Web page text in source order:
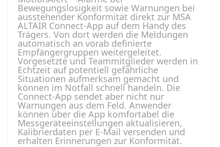
Bewegungslosigkeit sowie Warnungen bei
ausstehender Konformität direkt zur MSA
ALTAIR Connect-App auf dem Handy des
Trägers. Von dort werden die Meldungen
automatisch an vorab definierte
Empfängergruppen weitergeleitet.
Vorgesetzte und Teammitglieder werden in
Echtzeit auf potentiell gefährliche
Situationen aufmerksam gemacht und
können im Notfall schnell handeln. Die
Connect-App sendet aber nicht nur
Warnungen aus dem Feld. Anwender
können über die App komfortabel die
Messgeräteeinstellungen aktualisieren,
Kalibrierdaten per E-Mail versenden und
erhalten Erinnerungen zur Konformität.